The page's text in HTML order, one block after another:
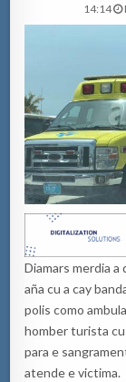
14:14
Diamars merdia
aña cu a cay
polis como
homber turista cu
para e
atende e victima.